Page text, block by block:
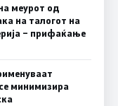
меурот од
на талогот на
– прифаќање
минимизира